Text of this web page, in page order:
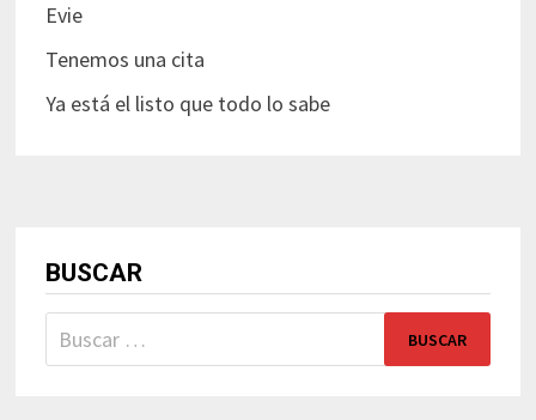
Evie
Tenemos una cita
Ya está el listo que todo lo sabe
BUSCAR
Buscar: